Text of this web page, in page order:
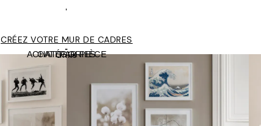
'
CRÉEZ VOTRE MUR DE CADRES
CATÉGORIES
Grille
ACHAT PAR PIÈCE